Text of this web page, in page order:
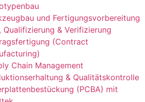
und Fertigungsvorbereitung
Qualifizierung & Verifizierung
(Contract
Chain Management
& Qualitätskontrolle
(PCBA) mit